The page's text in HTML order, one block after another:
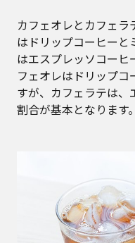
カフェオレとカフェ
はドリップコーヒーと
はエスプレッソコーヒ
フェオレはドリップ
すが、カフェラテは
割合が基本となります。